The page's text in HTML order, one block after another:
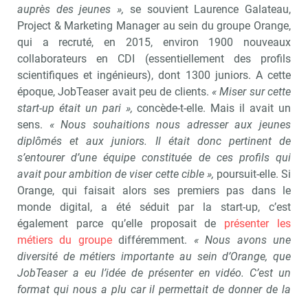
auprès des jeunes », se souvient Laurence Galateau,
Project & Marketing Manager au sein du groupe Orange,
qui a recruté, en 2015, environ 1900 nouveaux
collaborateurs en CDI (essentiellement des profils
scientifiques et ingénieurs), dont 1300 juniors. A cette
époque, JobTeaser avait peu de clients. « Miser sur cette
start-up était un pari », concède-t-elle. Mais il avait un
sens. « Nous souhaitions nous adresser aux jeunes
diplômés et aux juniors. Il était donc pertinent de
s’entourer d’une équipe constituée de ces profils qui
avait pour ambition de viser cette cible », poursuit-elle. Si
Orange, qui faisait alors ses premiers pas dans le
monde digital, a été séduit par la start-up, c’est
également parce qu’elle proposait de présenter les
métiers du groupedifféremment. « Nous avons une
diversité de métiers importante au sein d’Orange, que
JobTeaser a eu l’idée de présenter en vidéo. C’est un
format qui nous a plu car il permettait de donner de la